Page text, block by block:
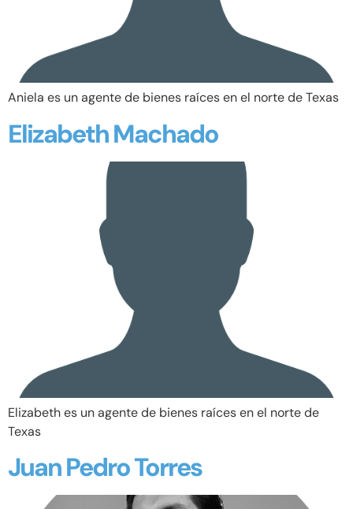
Aniela es un agente de bienes raíces en el norte de Texas
Elizabeth Machado
Elizabeth es un agente de bienes raíces en el norte de
Texas
Juan Pedro Torres